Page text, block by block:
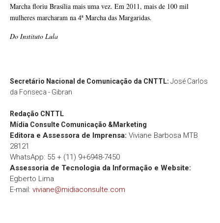
Marcha floriu Brasília mais uma vez. Em 2011, mais de 100 mil
mulheres marcharam na 4ª Marcha das Margaridas.
Do Instituto Lula
Secretário Nacional de Comunicação da CNTTL: José Carlos
da Fonseca - Gibran
Redação CNTTL
Mídia Consulte Comunicação &Marketing
Editora e Assessora de Imprensa: Viviane Barbosa MTB
28121
WhatsApp: 55 + (11) 9+6948-7450
Assessoria de Tecnologia da Informação e Website:
Egberto Lima
E-mail: viviane@midiaconsulte.com